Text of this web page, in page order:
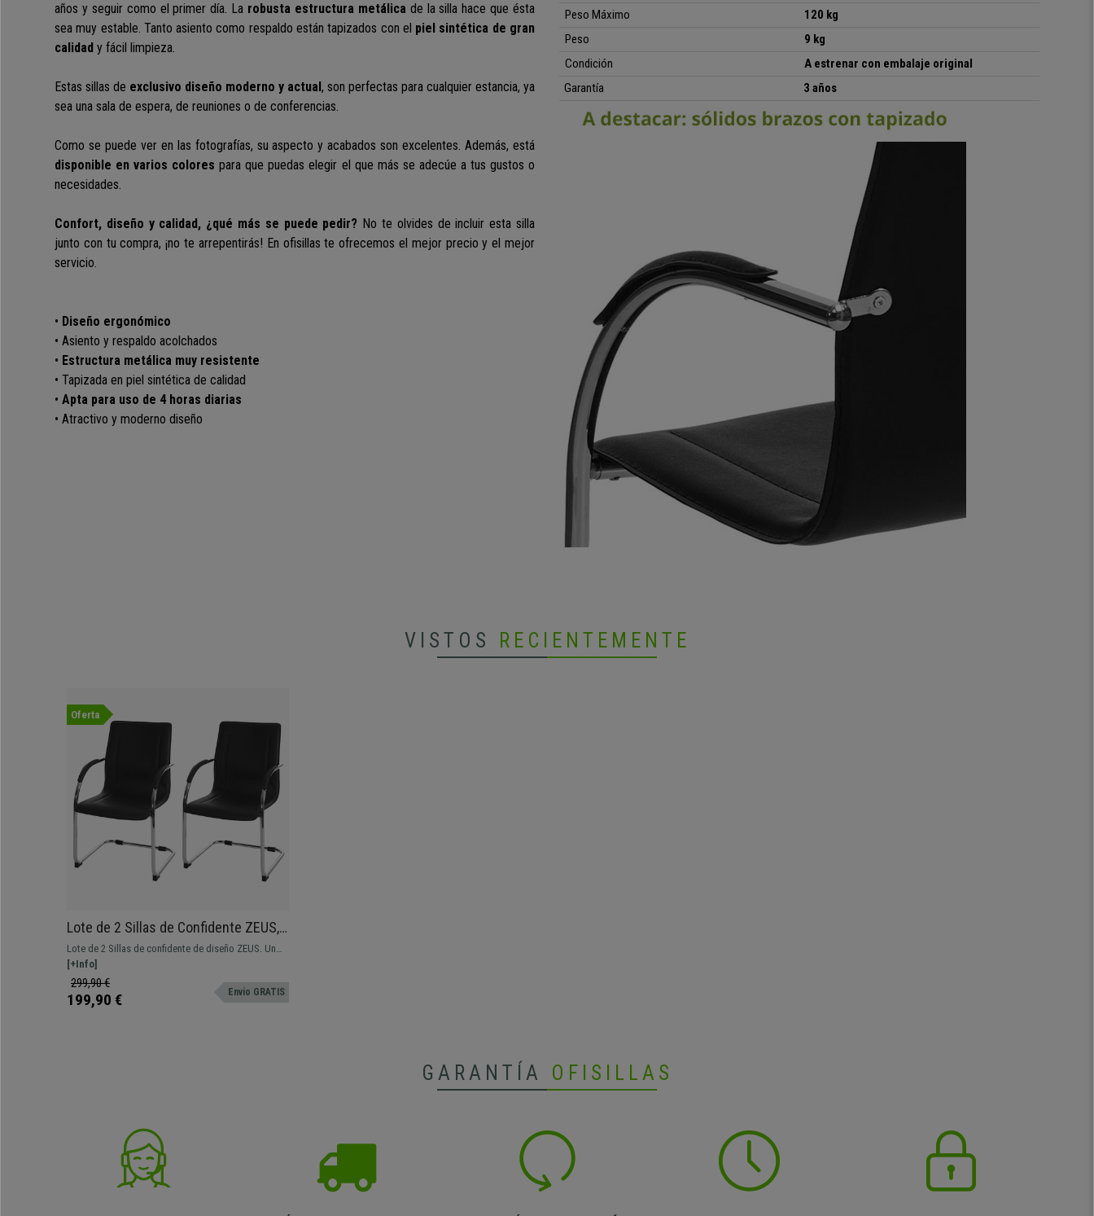
años y seguir como el primer día. La robusta estructura metálica de la silla hace que ésta
sea muy estable. Tanto asiento como respaldo están tapizados con el piel sintética de gran
calidad y fácil limpieza.
Estas sillas de exclusivo diseño moderno y actual , son perfectas para cualquier estancia, ya
sea una sala de espera, de reuniones o de conferencias.
Como se puede ver en las fotografías, su aspecto y acabados son excelentes. Además, está
disponible en varios colores para que puedas elegir el que más se adecúe a tus gustos o
necesidades.
Confort, diseño y calidad , ¿qué más se puede pedir? No te olvides de incluir esta silla
junto con tu compra, ¡no te arrepentirás! En ofisillas te ofrecemos el mejor precio y el mejor
servicio.
• Diseño ergonómico
• Asiento y respaldo acolchados
• Estructura metálica muy resistente
• Tapizada en piel sintética de calidad
• Apta para uso de 4 horas diarias
• Atractivo y moderno diseño
Peso Máximo
120 kg
Peso
9 kg
Condición
A estrenar con embalaje original
Garantía
3 años
VISTOS RECIENTEMENTE
Oferta
Lote de 2 Sillas de Confidente ZEUS,
Estructura metálica, Exclusivo Diseño
y Tapizadas en Piel color Negro
Lote de 2 Sillas de confidente de diseño ZEUS. Un
modelo con diseño exclusivo. Amplio asiento y
respaldo tapizados en piel sintética de gran calidad.
[+Info]
299,90 €
199,90 € Envio GRATIS
GARANTÍA OFISILLAS